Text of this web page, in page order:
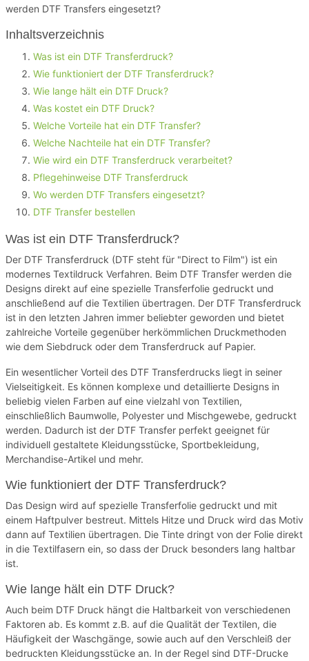
werden DTF Transfers eingesetzt?
Inhaltsverzeichnis
Was ist ein DTF Transferdruck?
Wie funktioniert der DTF Transferdruck?
Wie lange hält ein DTF Druck?
Was kostet ein DTF Druck?
Welche Vorteile hat ein DTF Transfer?
Welche Nachteile hat ein DTF Transfer?
Wie wird ein DTF Transferdruck verarbeitet?
Pflegehinweise DTF Transferdruck
Wo werden DTF Transfers eingesetzt?
DTF Transfer bestellen
Was ist ein DTF Transferdruck?
Der DTF Transferdruck (DTF steht für "Direct to Film") ist ein
modernes Textildruck Verfahren. Beim DTF Transfer werden die
Designs direkt auf eine spezielle Transferfolie gedruckt und
anschließend auf die Textilien übertragen. Der DTF Transferdruck
ist in den letzten Jahren immer beliebter geworden und bietet
zahlreiche Vorteile gegenüber herkömmlichen Druckmethoden
wie dem Siebdruck oder dem Transferdruck auf Papier.
Ein wesentlicher Vorteil des DTF Transferdrucks liegt in seiner
Vielseitigkeit. Es können komplexe und detaillierte Designs in
beliebig vielen Farben auf eine vielzahl von Textilien,
einschließlich Baumwolle, Polyester und Mischgewebe, gedruckt
werden. Dadurch ist der DTF Transfer perfekt geeignet für
individuell gestaltete Kleidungsstücke, Sportbekleidung,
Merchandise-Artikel und mehr.
Wie funktioniert der DTF Transferdruck?
Das Design wird auf spezielle Transferfolie gedruckt und mit
einem Haftpulver bestreut. Mittels Hitze und Druck wird das Motiv
dann auf Textilien übertragen. Die Tinte dringt von der Folie direkt
in die Textilfasern ein, so dass der Druck besonders lang haltbar
ist.
Wie lange hält ein DTF Druck?
Auch beim DTF Druck hängt die Haltbarkeit von verschiedenen
Faktoren ab. Es kommt z.B. auf die Qualität der Textilen, die
Häufigkeit der Waschgänge, sowie auch auf den Verschleiß der
bedruckten Kleidungsstücke an. In der Regel sind DTF-Drucke